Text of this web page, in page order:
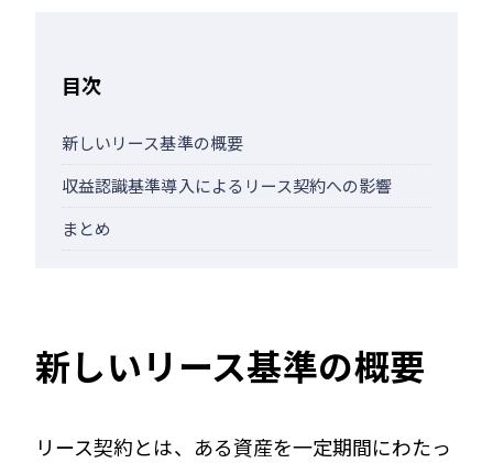
目次
新しいリース基準の概要
収益認識基準導入によるリース契約への影響
まとめ
新しいリース基準の概要
リース契約とは、ある資産を一定期間にわたっ